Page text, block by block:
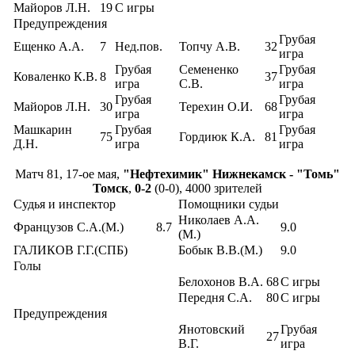
Майоров Л.Н.
19С игры
Предупреждения
Ещенко А.А.
7 Нед.пов. Топчу А.В. 32
Грубая
игра
Коваленко К.В. 8
Грубая
игра
Семененко
С.В.
37
Грубая
игра
Майоров Л.Н.
30
Грубая
игра
Терехин О.И. 68
Грубая
игра
Машкарин
Д.Н.
75
Грубая
игра
Гордиюк К.А. 81
Грубая
игра
Матч 81, 17-ое мая, "Нефтехимик" Нижнекамск - "Томь"
Томск, 0-2 (0-0), 4000 зрителей
Судья и инспектор
Помощники судьи
Французов С.А.(М.)
8.7
Николаев А.А.
(М.)
9.0
ГАЛИКОВ Г.Г.(СПБ)
Бобык В.В.(М.)
9.0
Голы
Белохонов В.А. 68С игры
Передня С.А.
80С игры
Предупреждения
Янотовский
В.Г.
27
Грубая
игра